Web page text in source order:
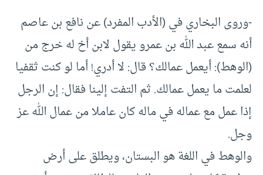
-وروى البخاري في (الأدب المفرد) عن نافع بن عاصم
أنه سمع عبد الله بن عمرو يقول لابن أخ له خرج من
(الوهط): أيعمل عمالك؟ قال: لا أدري! أما لو كنت ثقفيا
لعلمت ما يعمل عمالك. ثم التفت إلينا فقال: إن الرجل
إذا عمل مع عماله في ماله كان عاملا من عمال الله عز
وجل.
والوهط في اللغة هو البستان، ويطلق على أرض